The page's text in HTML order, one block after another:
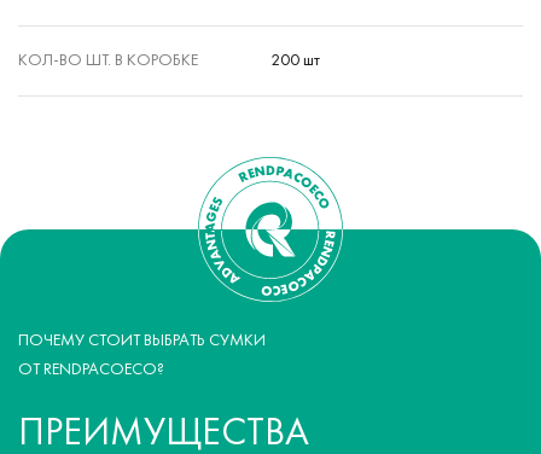
КОЛ-ВО ШТ. В КОРОБКЕ 200 шт
ПОЧЕМУ СТОИТ ВЫБРАТЬ СУМКИ
ОТ RENDPACOECO?
ПРЕИМУЩЕСТВА